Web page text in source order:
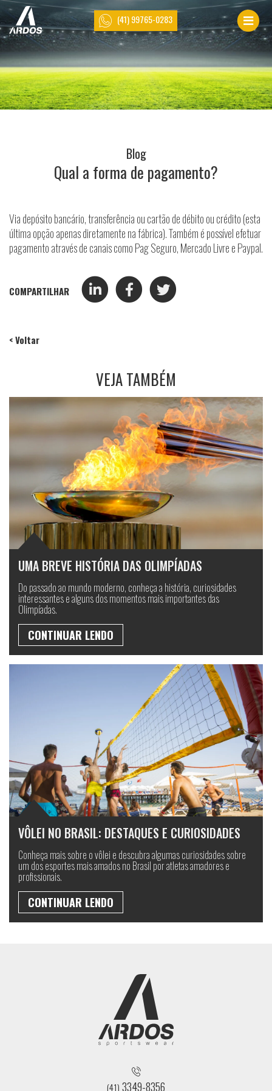
(41) 99765-0283
Blog
Qual a forma de pagamento?
Via depósito bancário, transferência ou cartão de débito ou crédito (esta
última opção apenas diretamente na fábrica). Também é possível efetuar
pagamento através de canais como Pag Seguro, Mercado Livre e Paypal.
COMPARTILHAR
< Voltar
VEJA TAMBÉM
UMA BREVE HISTÓRIA DAS OLIMPÍADAS
Do passado ao mundo moderno, conheça a história, curiosidades
interessantes e alguns dos momentos mais importantes das
Olimpíadas.
CONTINUAR LENDO
VÔLEI NO BRASIL: DESTAQUES E CURIOSIDADES
Conheça mais sobre o vôlei e descubra algumas curiosidades sobre
um dos esportes mais amados no Brasil por atletas amadores e
profissionais.
CONTINUAR LENDO
(41) 3349-8356